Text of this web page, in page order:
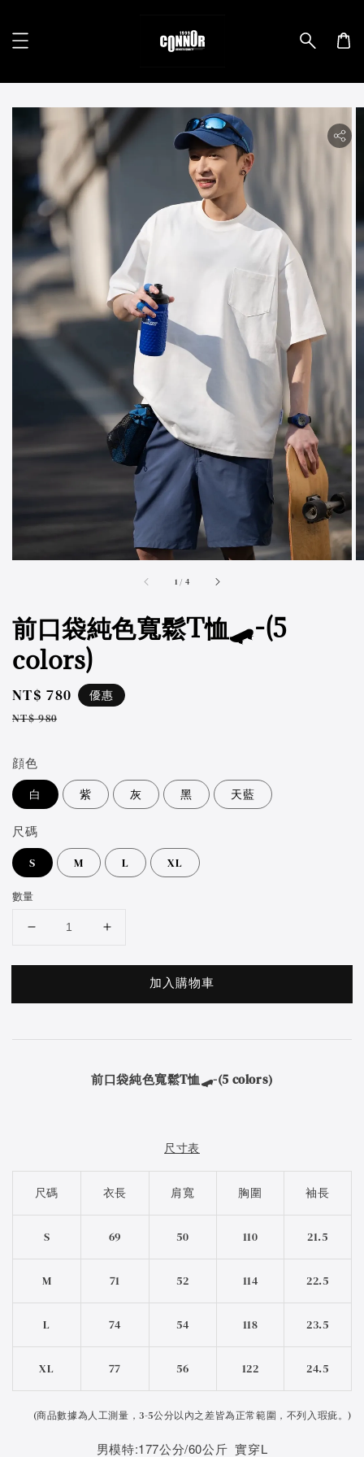
1 / accessibility.of
4
前口袋純色寬鬆T恤🛹-(5
colors)
Sale
price
NT$ 780
Regular
NT$ 980
優惠
顔色
白 紫 灰 黑 天藍
尺碼
S M L XL
數量
加入購物車
前口袋純色寬鬆T恤🛹-(5 colors)
尺寸表
尺碼 衣長 肩寬 胸圍 袖長
S 69 50 110 21.5
M 71 52 114 22.5
L 74 54 118 23.5
XL 77 56 122 24.5
(商品數據為人工測量，3-5公分以內之差皆為正常範圍，不列入瑕疵。)
男模特:177公分/60公斤 實穿L